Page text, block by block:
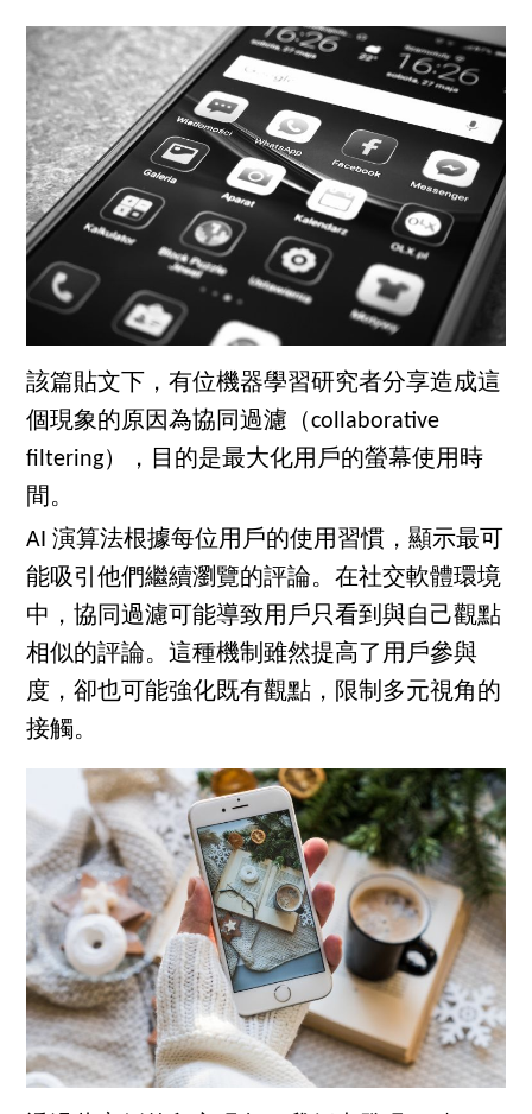
該篇貼文下，有位機器學習研究者分享造成這
個現象的原因為協同過濾（collaborative
filtering），目的是最大化用戶的螢幕使用時
間。
AI 演算法根據每位用戶的使用習慣，顯示最可
能吸引他們繼續瀏覽的評論。在社交軟體環境
中，協同過濾可能導致用戶只看到與自己觀點
相似的評論。這種機制雖然提高了用戶參與
度，卻也可能強化既有觀點，限制多元視角的
接觸。